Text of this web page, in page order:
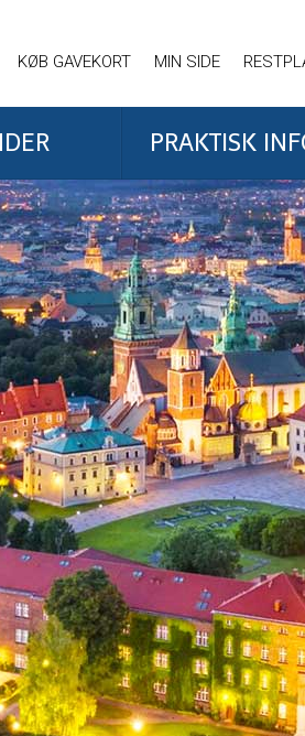
KØB GAVEKORT MIN SIDE
PRAKTISK